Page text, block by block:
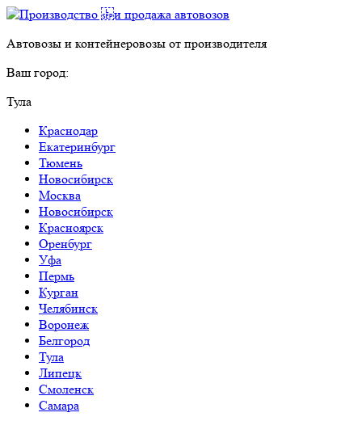
Автовозы и контейнеровозы от производителя
Ваш город:
Тула
Краснодар
Екатеринбург
Тюмень
Новосибирск
Москва
Новосибирск
Красноярск
Оренбург
Уфа
Пермь
Курган
Челябинск
Воронеж
Белгород
Тула
Липецк
Смоленск
Самара